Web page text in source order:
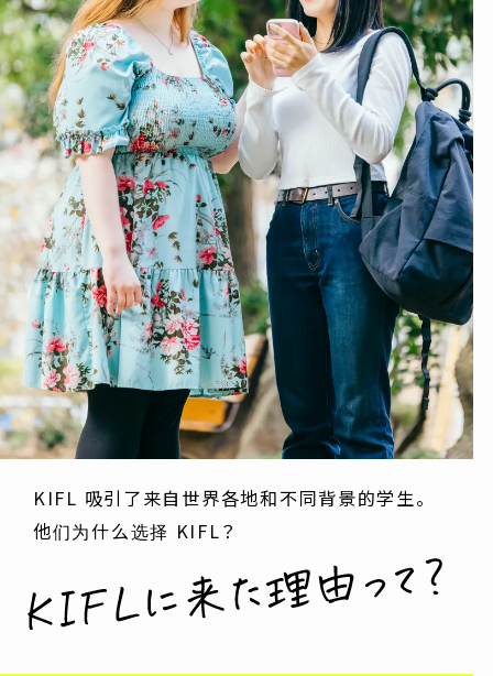
KIFL 吸引了来自世界各地和不同背景的学生。
他们为什么选择 KIFL？